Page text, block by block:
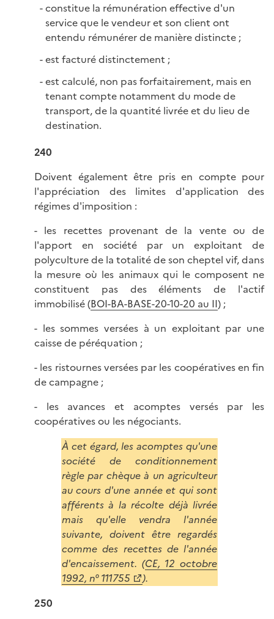
constitue la rémunération effective d'un
service que le vendeur et son client ont
entendu rémunérer de manière distincte ;
est facturé distinctement ;
est calculé, non pas forfaitairement, mais en
tenant compte notamment du mode de
transport, de la quantité livrée et du lieu de
destination.
240
Doivent également être pris en compte pour
l'appréciation des limites d'application des
régimes d'imposition :
- les recettes provenant de la vente ou de
l'apport en société par un exploitant de
polyculture de la totalité de son cheptel vif, dans
la mesure où les animaux qui le composent ne
constituent pas des éléments de l'actif
immobilisé (BOI-BA-BASE-20-10-20 au II) ;
- les sommes versées à un exploitant par une
caisse de péréquation ;
- les ristournes versées par les coopératives en fin
de campagne ;
- les avances et acomptes versés par les
coopératives ou les négociants.
À cet égard, les acomptes qu'une
société de conditionnement
règle par chèque à un agriculteur
au cours d'une année et qui sont
afférents à la récolte déjà livrée
mais qu'elle vendra l'année
suivante, doivent être regardés
comme des recettes de l'année
d'encaissement. (CE, 12 octobre
1992, n° 111755
).
250